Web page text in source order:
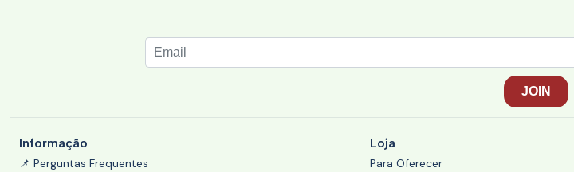
Informação
📌 Perguntas Frequentes
Loja
Para Oferecer